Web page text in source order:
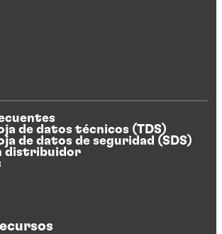
de datos técnicos (TDS)
de datos de seguridad (SDS)
distribuidor